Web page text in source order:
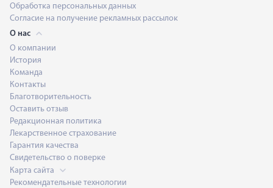
Обработка персональных данных
Согласие на получение рекламных рассылок
О нас
О компании
История
Команда
Контакты
Благотворительность
Оставить отзыв
Редакционная политика
Лекарственное страхование
Гарантия качества
Свидетельство о поверке
Карта сайта
Рекомендательные технологии